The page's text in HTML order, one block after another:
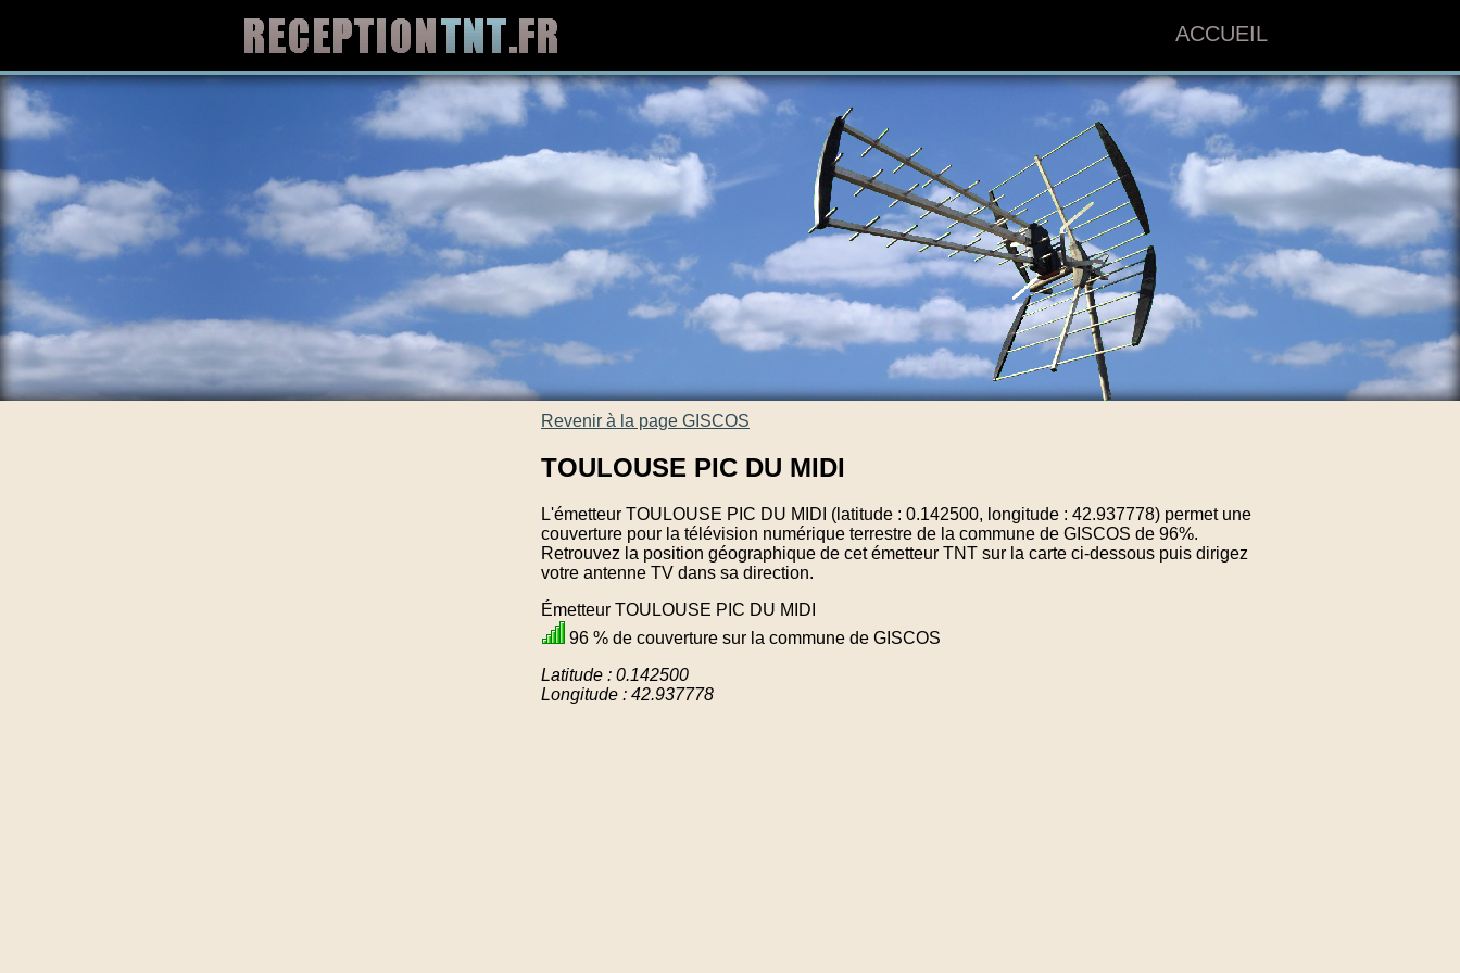
ACCUEIL
Revenir à la page GISCOS
TOULOUSE PIC DU MIDI
L'émetteur TOULOUSE PIC DU MIDI (latitude : 0.142500, longitude : 42.937778) permet une
couverture pour la télévision numérique terrestre de la commune de GISCOS de 96%.
Retrouvez la position géographique de cet émetteur TNT sur la carte ci-dessous puis dirigez
votre antenne TV dans sa direction.
Émetteur TOULOUSE PIC DU MIDI
96 % de couverture sur la commune de GISCOS
Latitude : 0.142500
Longitude : 42.937778